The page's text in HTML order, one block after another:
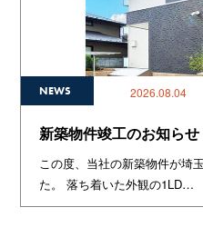
NEWS 2026.08.04
新築物件竣工のお知らせ
この度、当社の新築物件が埼
た。 落ち着いた外観の1LD…